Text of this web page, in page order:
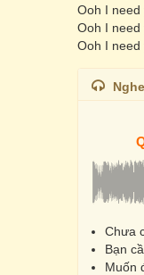
Ooh I need
Ooh I need
Ooh I need
Chưa
Bạn
Muốn